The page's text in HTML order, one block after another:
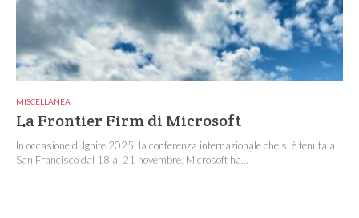
MISCELLANEA
La Frontier Firm di Microsoft
In occasione di Ignite 2025, la conferenza internazionale che si è tenuta a
San Francisco dal 18 al 21 novembre, Microsoft ha...